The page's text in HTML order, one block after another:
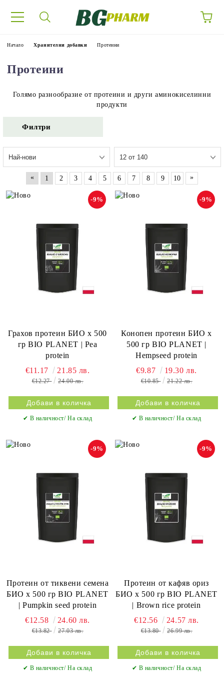
Начало Хранителни добавки Протеини
Протеини
Голямо разнообразие от протеини и други аминокиселинни
продукти
Филтри
« 1 2 3 4 5 6 7 8 9 10 »
Грахов протеин БИО х 500
гр BIO PLANET | Pea
protein
-9%
€11.17 21.85 лв.
€12.27 24.00 лв.
✔ В наличност/ На склад
Конопен протеин БИО х
500 гр BIO PLANET |
Hempseed protein
-9%
€9.87 19.30 лв.
€10.85 21.22 лв.
✔ В наличност/ На склад
Протеин от тиквени семена
БИО х 500 гр BIO PLANET
| Pumpkin seed protein
-9%
€12.58 24.60 лв.
€13.82 27.03 лв.
✔ В наличност/ На склад
Протеин от кафяв ориз
БИО х 500 гр BIO PLANET
| Brown rice protein
-9%
€12.56 24.57 лв.
€13.80 26.99 лв.
✔ В наличност/ На склад